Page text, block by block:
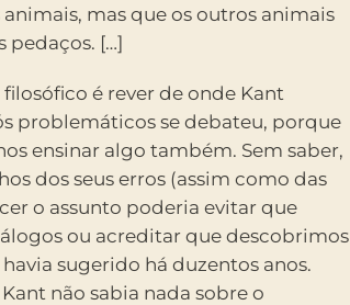
mas que os outros animais
pedaços. […]
é rever de onde Kant
problemáticos se debateu, porque
ensinar algo também. Sem saber,
dos seus erros (assim como das
o assunto poderia evitar que
ou acreditar que descobrimos
sugerido há duzentos anos.
não sabia nada sobre o